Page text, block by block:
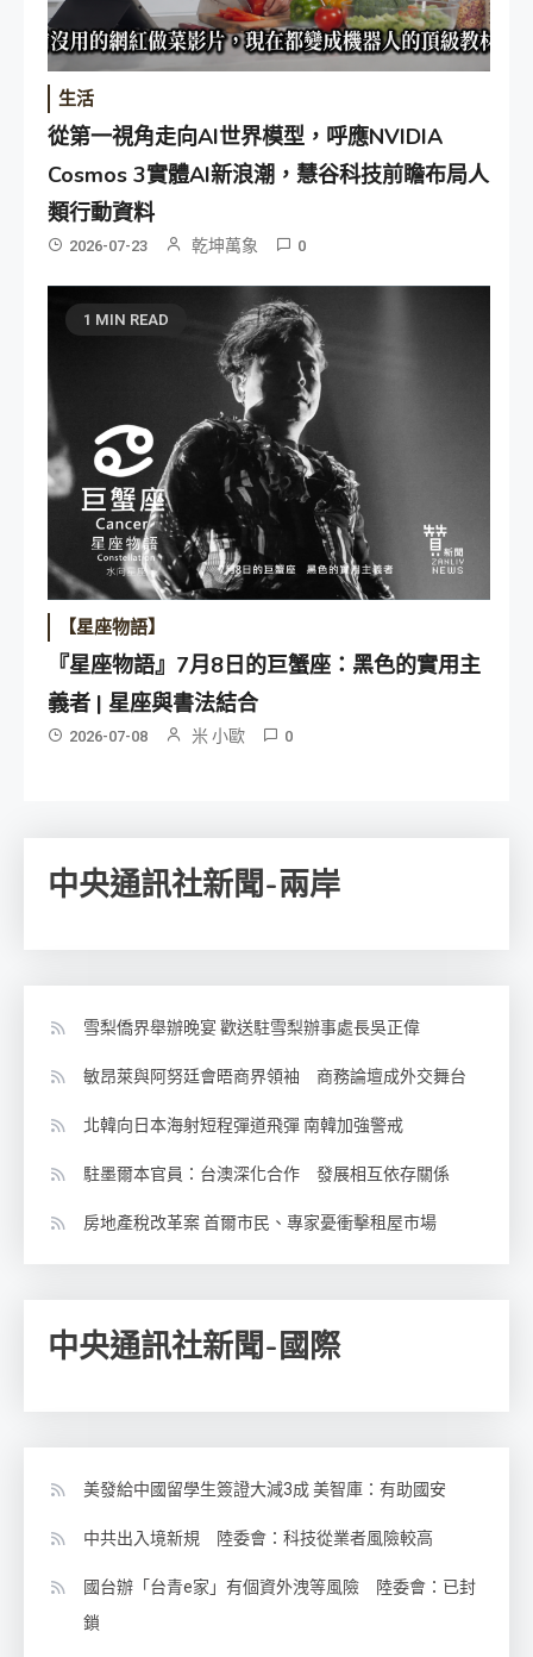
生活
從第一視角走向AI世界模型，呼應NVIDIA
Cosmos 3實體AI新浪潮，慧谷科技前瞻布局人
類行動資料
2026-07-23 乾坤萬象 0
1 MIN READ
【星座物語】
『星座物語』7月8日的巨蟹座：黑色的實用主
義者 | 星座與書法結合
2026-07-08 米 小歐 0
中央通訊社新聞-兩岸
雪梨僑界舉辦晚宴 歡送駐雪梨辦事處長吳正偉
敏昂萊與阿努廷會晤商界領袖 商務論壇成外交舞台
北韓向日本海射短程彈道飛彈 南韓加強警戒
駐墨爾本官員：台澳深化合作 發展相互依存關係
房地產稅改革案 首爾市民、專家憂衝擊租屋市場
中央通訊社新聞-國際
美發給中國留學生簽證大減3成 美智庫：有助國安
中共出入境新規 陸委會：科技從業者風險較高
國台辦「台青e家」有個資外洩等風險 陸委會：已封
鎖